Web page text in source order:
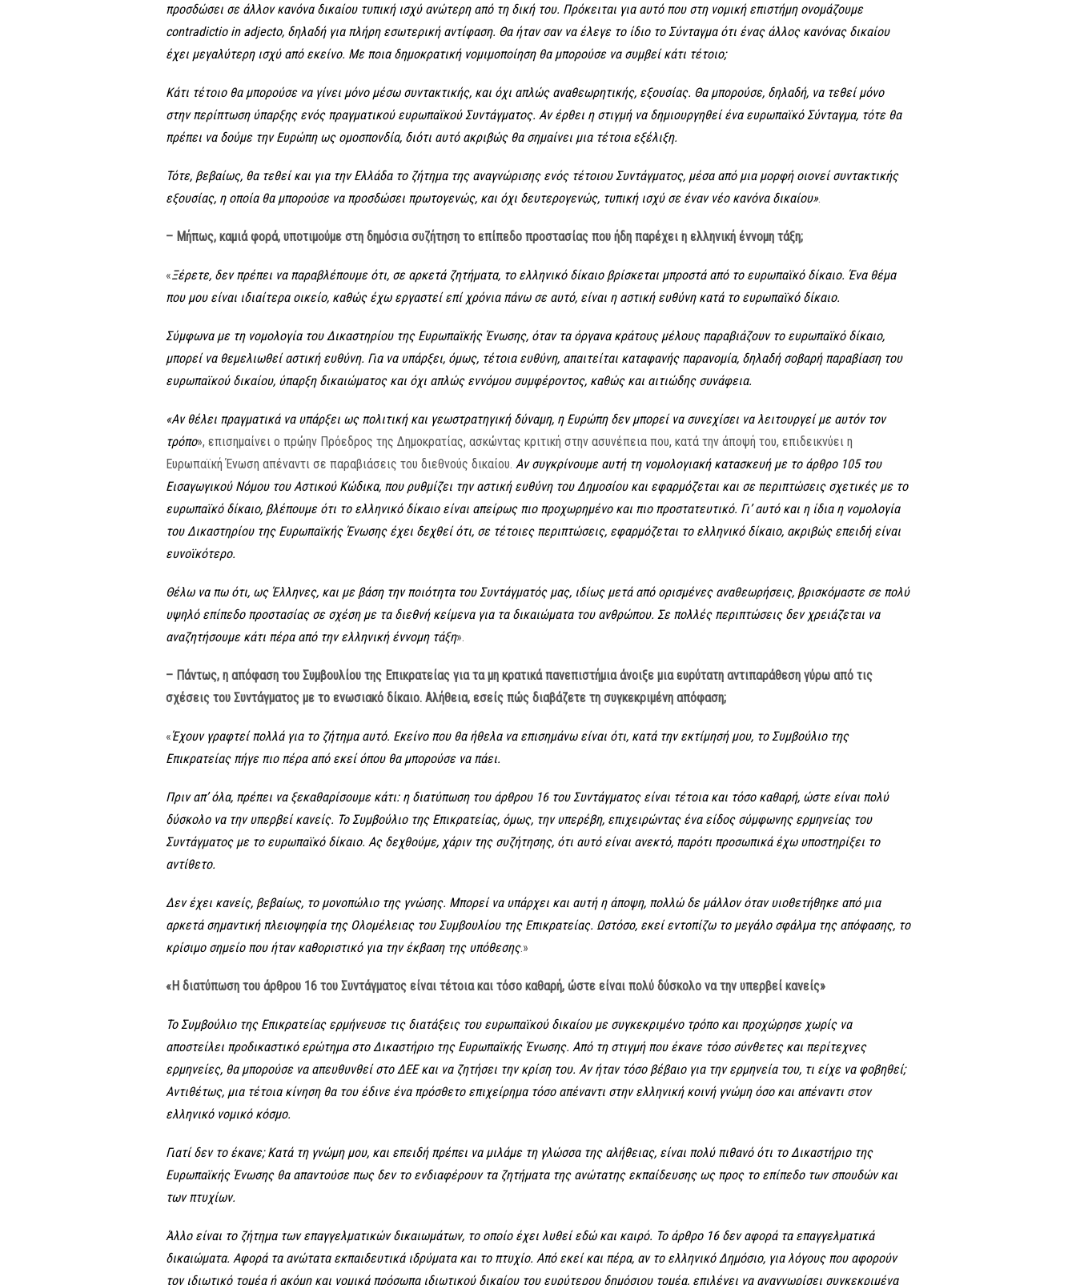
προσδώσει σε άλλον κανόνα δικαίου τυπική ισχύ ανώτερη από τη δική του. Πρόκειται για αυτό που στη νομική επιστήμη ονομάζουμε
contradictio in adjecto, δηλαδή για πλήρη εσωτερική αντίφαση. Θα ήταν σαν να έλεγε το ίδιο το Σύνταγμα ότι ένας άλλος κανόνας δικαίου
έχει μεγαλύτερη ισχύ από εκείνο. Με ποια δημοκρατική νομιμοποίηση θα μπορούσε να συμβεί κάτι τέτοιο;
Κάτι τέτοιο θα μπορούσε να γίνει μόνο μέσω συντακτικής, και όχι απλώς αναθεωρητικής, εξουσίας. Θα μπορούσε, δηλαδή, να τεθεί μόνο
στην περίπτωση ύπαρξης ενός πραγματικού ευρωπαϊκού Συντάγματος. Αν έρθει η στιγμή να δημιουργηθεί ένα ευρωπαϊκό Σύνταγμα, τότε θα
πρέπει να δούμε την Ευρώπη ως ομοσπονδία, διότι αυτό ακριβώς θα σημαίνει μια τέτοια εξέλιξη.
Τότε, βεβαίως, θα τεθεί και για την Ελλάδα το ζήτημα της αναγνώρισης ενός τέτοιου Συντάγματος, μέσα από μια μορφή οιονεί συντακτικής
εξουσίας, η οποία θα μπορούσε να προσδώσει πρωτογενώς, και όχι δευτερογενώς, τυπική ισχύ σε έναν νέο κανόνα δικαίου».
– Μήπως, καμιά φορά, υποτιμούμε στη δημόσια συζήτηση το επίπεδο προστασίας που ήδη παρέχει η ελληνική έννομη τάξη;
«Ξέρετε, δεν πρέπει να παραβλέπουμε ότι, σε αρκετά ζητήματα, το ελληνικό δίκαιο βρίσκεται μπροστά από το ευρωπαϊκό δίκαιο. Ένα θέμα
που μου είναι ιδιαίτερα οικείο, καθώς έχω εργαστεί επί χρόνια πάνω σε αυτό, είναι η αστική ευθύνη κατά το ευρωπαϊκό δίκαιο.
Σύμφωνα με τη νομολογία του Δικαστηρίου της Ευρωπαϊκής Ένωσης, όταν τα όργανα κράτους μέλους παραβιάζουν το ευρωπαϊκό δίκαιο,
μπορεί να θεμελιωθεί αστική ευθύνη. Για να υπάρξει, όμως, τέτοια ευθύνη, απαιτείται καταφανής παρανομία, δηλαδή σοβαρή παραβίαση του
ευρωπαϊκού δικαίου, ύπαρξη δικαιώματος και όχι απλώς εννόμου συμφέροντος, καθώς και αιτιώδης συνάφεια.
«Αν θέλει πραγματικά να υπάρξει ως πολιτική και γεωστρατηγική δύναμη, η Ευρώπη δεν μπορεί να συνεχίσει να λειτουργεί με αυτόν τον
τρόπο», επισημαίνει ο πρώην Πρόεδρος της Δημοκρατίας, ασκώντας κριτική στην ασυνέπεια που, κατά την άποψή του, επιδεικνύει η
Ευρωπαϊκή Ένωση απέναντι σε παραβιάσεις του διεθνούς δικαίου. Αν συγκρίνουμε αυτή τη νομολογιακή κατασκευή με το άρθρο 105 του
Εισαγωγικού Νόμου του Αστικού Κώδικα, που ρυθμίζει την αστική ευθύνη του Δημοσίου και εφαρμόζεται και σε περιπτώσεις σχετικές με το
ευρωπαϊκό δίκαιο, βλέπουμε ότι το ελληνικό δίκαιο είναι απείρως πιο προχωρημένο και πιο προστατευτικό. Γι’ αυτό και η ίδια η νομολογία
του Δικαστηρίου της Ευρωπαϊκής Ένωσης έχει δεχθεί ότι, σε τέτοιες περιπτώσεις, εφαρμόζεται το ελληνικό δίκαιο, ακριβώς επειδή είναι
ευνοϊκότερο.
Θέλω να πω ότι, ως Έλληνες, και με βάση την ποιότητα του Συντάγματός μας, ιδίως μετά από ορισμένες αναθεωρήσεις, βρισκόμαστε σε πολύ
υψηλό επίπεδο προστασίας σε σχέση με τα διεθνή κείμενα για τα δικαιώματα του ανθρώπου. Σε πολλές περιπτώσεις δεν χρειάζεται να
αναζητήσουμε κάτι πέρα από την ελληνική έννομη τάξη».
– Πάντως, η απόφαση του Συμβουλίου της Επικρατείας για τα μη κρατικά πανεπιστήμια άνοιξε μια ευρύτατη αντιπαράθεση γύρω από τις
σχέσεις του Συντάγματος με το ενωσιακό δίκαιο. Αλήθεια, εσείς πώς διαβάζετε τη συγκεκριμένη απόφαση;
«Έχουν γραφτεί πολλά για το ζήτημα αυτό. Εκείνο που θα ήθελα να επισημάνω είναι ότι, κατά την εκτίμησή μου, το Συμβούλιο της
Επικρατείας πήγε πιο πέρα από εκεί όπου θα μπορούσε να πάει.
Πριν απ’ όλα, πρέπει να ξεκαθαρίσουμε κάτι: η διατύπωση του άρθρου 16 του Συντάγματος είναι τέτοια και τόσο καθαρή, ώστε είναι πολύ
δύσκολο να την υπερβεί κανείς. Το Συμβούλιο της Επικρατείας, όμως, την υπερέβη, επιχειρώντας ένα είδος σύμφωνης ερμηνείας του
Συντάγματος με το ευρωπαϊκό δίκαιο. Ας δεχθούμε, χάριν της συζήτησης, ότι αυτό είναι ανεκτό, παρότι προσωπικά έχω υποστηρίξει το
αντίθετο.
Δεν έχει κανείς, βεβαίως, το μονοπώλιο της γνώσης. Μπορεί να υπάρχει και αυτή η άποψη, πολλώ δε μάλλον όταν υιοθετήθηκε από μια
αρκετά σημαντική πλειοψηφία της Ολομέλειας του Συμβουλίου της Επικρατείας. Ωστόσο, εκεί εντοπίζω το μεγάλο σφάλμα της απόφασης, το
κρίσιμο σημείο που ήταν καθοριστικό για την έκβαση της υπόθεσης.»
«Η διατύπωση του άρθρου 16 του Συντάγματος είναι τέτοια και τόσο καθαρή, ώστε είναι πολύ δύσκολο να την υπερβεί κανείς»
Το Συμβούλιο της Επικρατείας ερμήνευσε τις διατάξεις του ευρωπαϊκού δικαίου με συγκεκριμένο τρόπο και προχώρησε χωρίς να
αποστείλει προδικαστικό ερώτημα στο Δικαστήριο της Ευρωπαϊκής Ένωσης. Από τη στιγμή που έκανε τόσο σύνθετες και περίτεχνες
ερμηνείες, θα μπορούσε να απευθυνθεί στο ΔΕΕ και να ζητήσει την κρίση του. Αν ήταν τόσο βέβαιο για την ερμηνεία του, τι είχε να φοβηθεί;
Αντιθέτως, μια τέτοια κίνηση θα του έδινε ένα πρόσθετο επιχείρημα τόσο απέναντι στην ελληνική κοινή γνώμη όσο και απέναντι στον
ελληνικό νομικό κόσμο.
Γιατί δεν το έκανε; Κατά τη γνώμη μου, και επειδή πρέπει να μιλάμε τη γλώσσα της αλήθειας, είναι πολύ πιθανό ότι το Δικαστήριο της
Ευρωπαϊκής Ένωσης θα απαντούσε πως δεν το ενδιαφέρουν τα ζητήματα της ανώτατης εκπαίδευσης ως προς το επίπεδο των σπουδών και
των πτυχίων.
Άλλο είναι το ζήτημα των επαγγελματικών δικαιωμάτων, το οποίο έχει λυθεί εδώ και καιρό. Το άρθρο 16 δεν αφορά τα επαγγελματικά
δικαιώματα. Αφορά τα ανώτατα εκπαιδευτικά ιδρύματα και το πτυχίο. Από εκεί και πέρα, αν το ελληνικό Δημόσιο, για λόγους που αφορούν
τον ιδιωτικό τομέα ή ακόμη και νομικά πρόσωπα ιδιωτικού δικαίου του ευρύτερου δημόσιου τομέα, επιλέγει να αναγνωρίσει συγκεκριμένα